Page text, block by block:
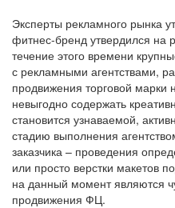
Эксперты рекламного рынка
фитнес-бренд утвердился на
течение этого времени
с рекламными агентствами,
продвижения торговой марки
невыгодно содержать
становится узнаваемой,
стадию выполнения
заказчика – проведения
или просто верстки макетов
на данный момент являются
продвижения ФЦ.